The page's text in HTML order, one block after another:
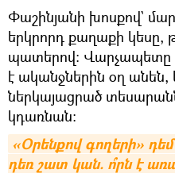
Փաշինյանի խոսքով`
երկրորդ քաղաքի կեսը,
պատերով։ Վարչապետը
է ականջներին օղ անեն,
ներկայացրած
կդառնան։
«Օրենքով գողերի»
դեռ շատ կան. ո՞րն է